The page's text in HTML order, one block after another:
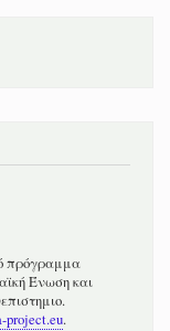
πρόγραμμα
Ένωση και
project.eu.